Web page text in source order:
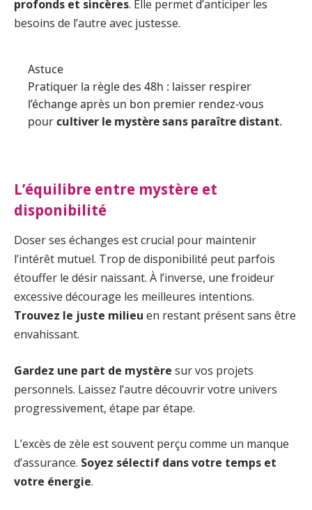
profonds et sincères. Elle permet d’anticiper les
besoins de l’autre avec justesse.
Astuce
Pratiquer la règle des 48h : laisser respirer
l’échange après un bon premier rendez-vous
pourcultiver le mystère sans paraître distant.
L’équilibre entre mystère et
disponibilité
Doser ses échanges est crucial pour maintenir
l’intérêt mutuel. Trop de disponibilité peut parfois
étouffer le désir naissant. À l’inverse, une froideur
excessive décourage les meilleures intentions.
Trouvez le juste milieu en restant présent sans être
envahissant.
Gardez une part de mystère sur vos projets
personnels. Laissez l’autre découvrir votre univers
progressivement, étape par étape.
L’excès de zèle est souvent perçu comme un manque
d’assurance. Soyez sélectif dans votre temps et
votre énergie.